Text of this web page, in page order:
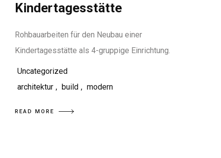
Kindertagesstätte
Rohbauarbeiten für den Neubau einer
Kindertagesstätte als 4-gruppige Einrichtung.
Uncategorized
architektur , build , modern
READ MORE